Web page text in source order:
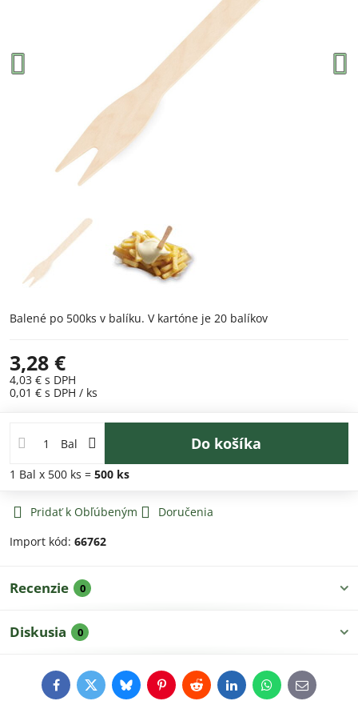
Balené po 500ks v balíku. V kartóne je 20 balíkov
3,28 €
4,03 € s DPH
0,01 € s DPH / ks
Bal Do košíka
1 Bal x 500 ks = 500 ks
Pridať k Obľúbeným
Doručenia
Import kód: 66762
Recenzie 0
Diskusia 0
FacebookTwitterBlueskyPinterestRedditLinkedInWhatsApp
E-
mail